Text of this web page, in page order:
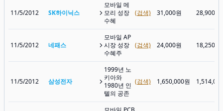
11/5/2012 SK하이닉스
모바일 메
모리 성장
수혜
(검색) 31,000원 28,900원
11/5/2012 네패스
모바일 AP
시장 성장
수혜주
(검색) 24,000원 18,250원
11/5/2012 삼성전자
1999년 노
키아와
1980년 인
텔의 공존
(검색) 1,650,000원